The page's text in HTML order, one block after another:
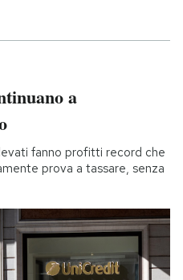
a
fanno profitti record che
prova a tassare, senza